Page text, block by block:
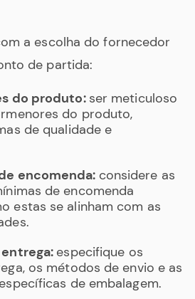
a escolha do fornecedor
de partida:
do produto: ser meticuloso
do produto,
de qualidade e
encomenda: considere as
de encomenda
estas se alinham com as
especifique os
os métodos de envio e as
de embalagem.